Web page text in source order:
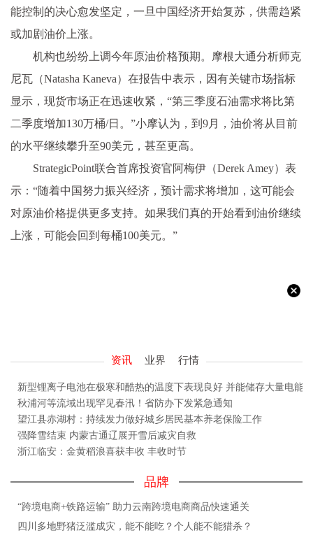
能控制的决心愈发坚定，一旦中国经济开始复苏，供需趋紧
或加剧油价上涨。
机构也纷纷上调今年原油价格预期。摩根大通分析师克
尼瓦（Natasha Kaneva）在报告中表示，因有关键市场指标
显示，现货市场正在迅速收紧，“第三季度石油需求将比第
二季度增加130万桶/日。”小摩认为，到9月，油价将从目前
的水平继续攀升至90美元，甚至更高。
StrategicPoint联合首席投资官阿梅伊（Derek Amey）表
示：“随着中国努力振兴经济，预计需求将增加，这可能会
对原油价格提供更多支持。如果我们真的开始看到油价继续
上涨，可能会回到每桶100美元。”
资讯 业界 行情
新型锂离子电池在极寒和酷热的温度下表现良好 并能储存大量电能
秋浦河等流域出现罕见春汛！省防办下发紧急通知
望江县赤湖村：持续发力做好城乡居民基本养老保险工作
强降雪结束 内蒙古通辽展开雪后减灾自救
浙江临安：金黄稻浪喜获丰收 丰收时节
品牌
“跨境电商+铁路运输” 助力云南跨境电商商品快速通关
四川多地野猪泛滥成灾，能不能吃？个人能不能猎杀？